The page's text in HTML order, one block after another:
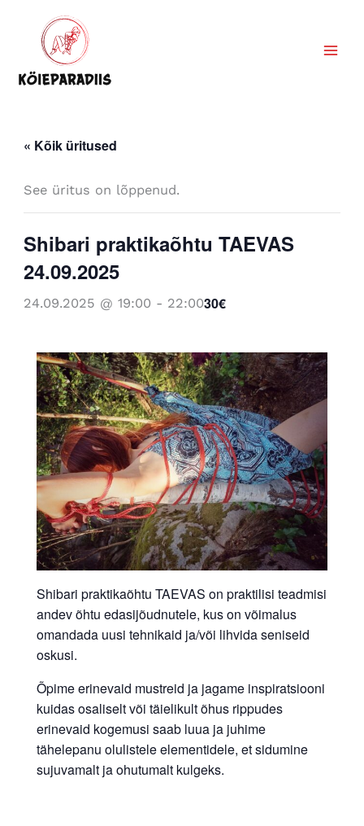
content
« Kõik üritused
See üritus on lõppenud.
Shibari praktikaõhtu TAEVAS
24.09.2025
24.09.2025 @ 19:00 - 22:0030€
Shibari praktikaõhtu TAEVAS on praktilisi teadmisi
andev õhtu edasijõudnutele, kus on võimalus
omandada uusi tehnikaid ja/või lihvida seniseid
oskusi.
Õpime erinevaid mustreid ja jagame inspiratsiooni
kuidas osaliselt või täielikult õhus rippudes
erinevaid kogemusi saab luua ja juhime
tähelepanu olulistele elementidele, et sidumine
sujuvamalt ja ohutumalt kulgeks.